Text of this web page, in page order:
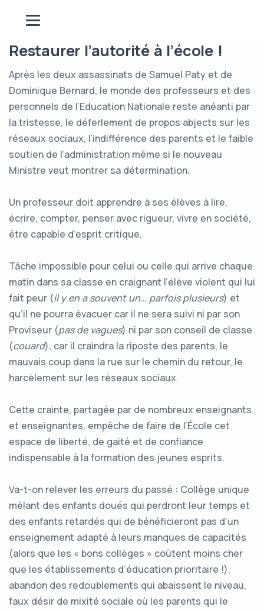
Restaurer l’autorité à l’école !
Après les deux assassinats de Samuel Paty et de
Dominique Bernard, le monde des professeurs et des
personnels de l’Education Nationale reste anéanti par
la tristesse, le déferlement de propos abjects sur les
réseaux sociaux, l’indifférence des parents et le faible
soutien de l’administration même si le nouveau
Ministre veut montrer sa détermination.
Un professeur doit apprendre à ses élèves à lire,
écrire, compter, penser avec rigueur, vivre en société,
être capable d’esprit critique.
Tâche impossible pour celui ou celle qui arrive chaque
matin dans sa classe en craignant l’élève violent qui lui
fait peur (il y en a souvent un… parfois plusieurs) et
qu’il ne pourra évacuer car il ne sera suivi ni par son
Proviseur (pas de vagues) ni par son conseil de classe
(couard), car il craindra la riposte des parents, le
mauvais coup dans la rue sur le chemin du retour, le
harcèlement sur les réseaux sociaux.
Cette crainte, partagée par de nombreux enseignants
et enseignantes, empêche de faire de l’École cet
espace de liberté, de gaité et de confiance
indispensable à la formation des jeunes esprits.
Va-t-on relever les erreurs du passé : Collège unique
mêlant des enfants doués qui perdront leur temps et
des enfants retardés qui de bénéficieront pas d’un
enseignement adapté à leurs manques de capacités
(alors que les « bons collèges » coûtent moins cher
que les établissements d’éducation prioritaire !),
abandon des redoublements qui abaissent le niveau,
faux désir de mixité sociale où les parents qui le